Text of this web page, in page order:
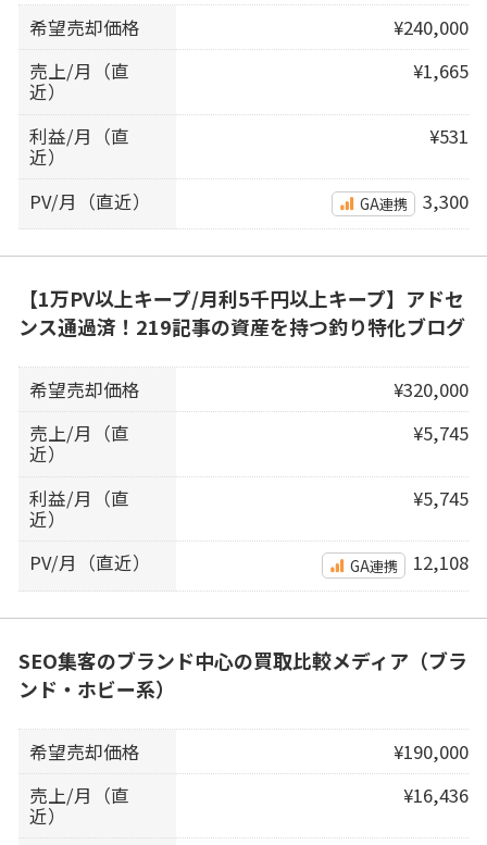
希望売却価格
¥240,000
売上/月（直
近）
¥1,665
利益/月（直
近）
¥531
PV/月（直近） GA連携 3,300
【1万PV以上キープ/月利5千円以上キープ】アドセ
ンス通過済！219記事の資産を持つ釣り特化ブログ
希望売却価格
¥320,000
売上/月（直
近）
¥5,745
利益/月（直
近）
¥5,745
PV/月（直近） GA連携 12,108
SEO集客のブランド中心の買取比較メディア（ブラ
ンド・ホビー系）
希望売却価格
¥190,000
売上/月（直
近）
¥16,436